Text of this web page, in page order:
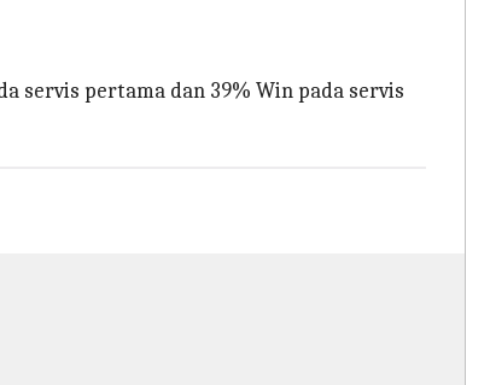
servis pertama dan 39% Win pada servis